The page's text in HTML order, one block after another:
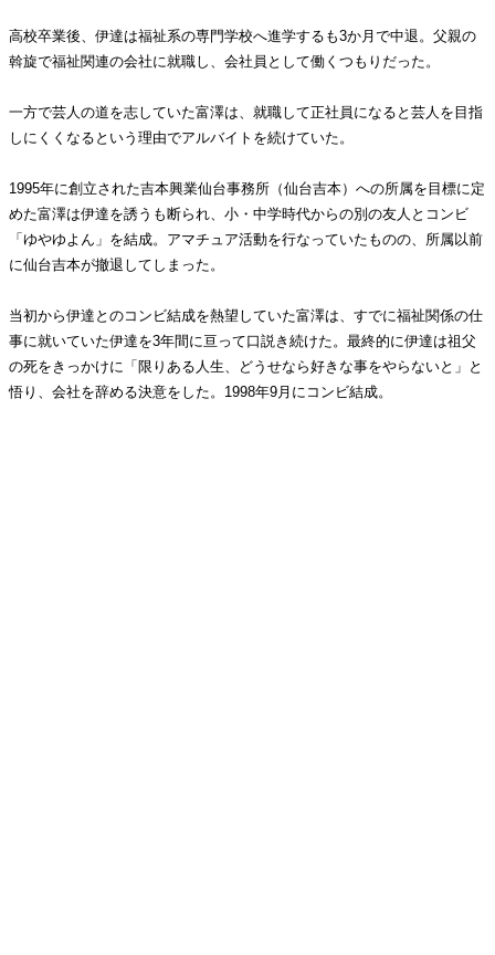
高校卒業後、伊達は福祉系の専門学校へ進学するも3か月で中退。父親の
斡旋で福祉関連の会社に就職し、会社員として働くつもりだった。
一方で芸人の道を志していた富澤は、就職して正社員になると芸人を目指
しにくくなるという理由でアルバイトを続けていた。
1995年に創立された吉本興業仙台事務所（仙台吉本）への所属を目標に定
めた富澤は伊達を誘うも断られ、小・中学時代からの別の友人とコンビ
「ゆやゆよん」を結成。アマチュア活動を行なっていたものの、所属以前
に仙台吉本が撤退してしまった。
当初から伊達とのコンビ結成を熱望していた富澤は、すでに福祉関係の仕
事に就いていた伊達を3年間に亘って口説き続けた。最終的に伊達は祖父
の死をきっかけに「限りある人生、どうせなら好きな事をやらないと」と
悟り、会社を辞める決意をした。1998年9月にコンビ結成。